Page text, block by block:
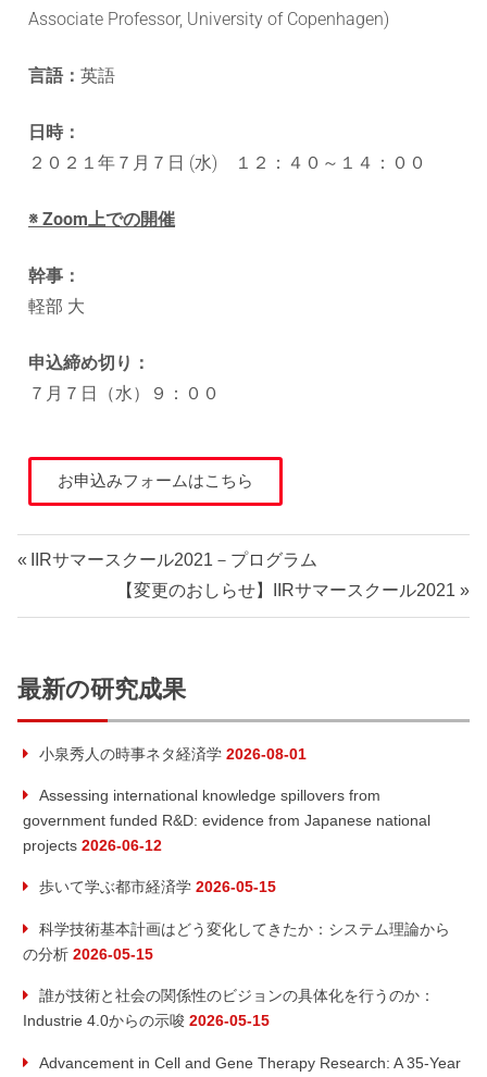
Associate Professor, University of Copenhagen)
言語： 英語
日時：
２０２１年７月７日 (水) １２：４０～１４：００
※ Zoom上での開催
幹事：
軽部 大
申込締め切り：
７月７日（水）９：００
お申込みフォームはこちら
IIRサマースクール2021－プログラム
【変更のおしらせ】IIRサマースクール2021
最新の研究成果
小泉秀人の時事ネタ経済学 2026-08-01
Assessing international knowledge spillovers from
government funded R&D: evidence from Japanese national
projects 2026-06-12
歩いて学ぶ都市経済学 2026-05-15
科学技術基本計画はどう変化してきたか：システム理論から
の分析 2026-05-15
誰が技術と社会の関係性のビジョンの具体化を行うのか：
Industrie 4.0からの示唆 2026-05-15
Advancement in Cell and Gene Therapy Research: A 35-Year